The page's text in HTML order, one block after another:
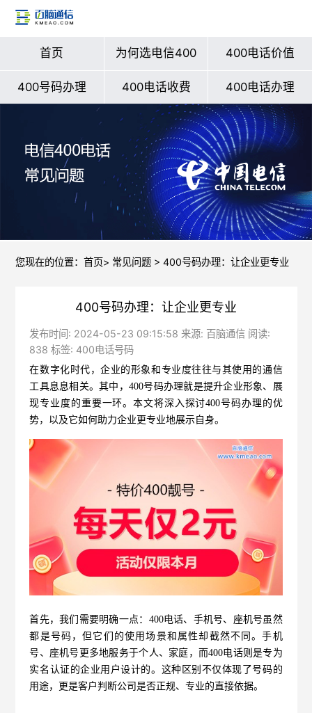
首页 为何选电信400 400电话价值
400号码办理 400电话收费 400电话办理
您现在的位置： 首页> 常见问题> 400号码办理：让企业更专业
400号码办理：让企业更专业
发布时间: 2024-05-23 09:15:58 来源: 百脑通信 阅读:
838 标签: 400电话号码
在数字化时代，企业的形象和专业度往往与其使用的通信
工具息息相关。其中， 400号码办理就是提升企业形象、展
现专业度的重要一环。本文将深入探讨400号码办理 的优
势，以及它如何助力企业更专业地展示自身。
首先，我们需要明确一点：400电话、手机号、座机号虽然
都是号码，但它们的使用场景和属性却截然不同。手机
号、座机号更多地服务于个人、家庭，而400电话则是专为
实名认证的企业用户设计的。这种区别不仅体现了号码的
用途，更是客户判断公司是否正规、专业的直接依据。